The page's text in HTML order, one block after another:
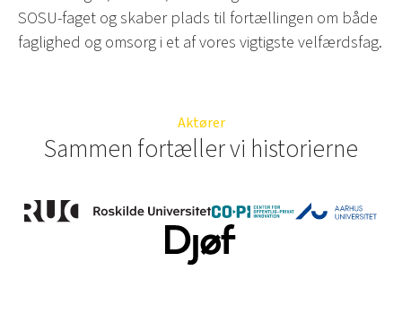
SOSU-faget og skaber plads til fortællingen om både
faglighed og omsorg i et af vores vigtigste velfærdsfag.
Aktører
Sammen fortæller vi historierne